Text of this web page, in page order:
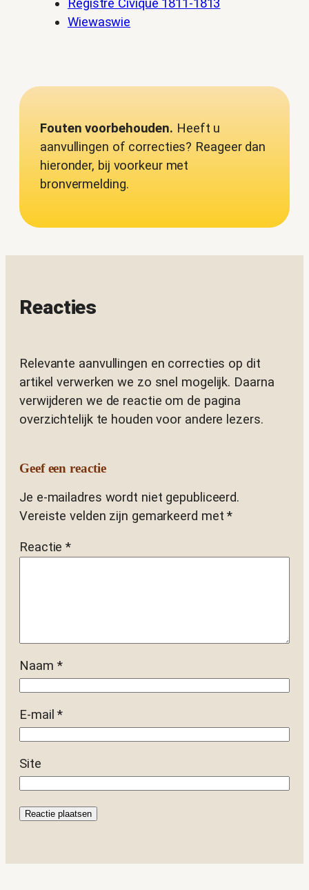
Régistre Civique 1811-1813
Wiewaswie
Fouten voorbehouden. Heeft u
aanvullingen of correcties? Reageer dan
hieronder, bij voorkeur met
bronvermelding.
Reacties
Relevante aanvullingen en correcties op dit
artikel verwerken we zo snel mogelijk. Daarna
verwijderen we de reactie om de pagina
overzichtelijk te houden voor andere lezers.
Geef een reactie
Je e-mailadres wordt niet gepubliceerd.
Vereiste velden zijn gemarkeerd met*
Reactie*
Naam *
E-mail*
Site